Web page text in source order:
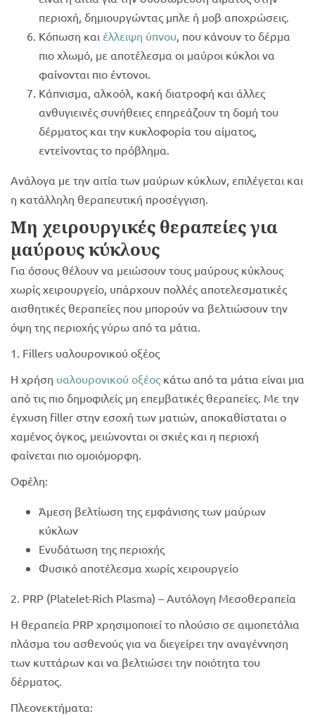
περιοχή, δημιουργώντας μπλε ή μοβ αποχρώσεις.
Κόπωση και έλλειψη ύπνου, που κάνουν το δέρμα
πιο χλωμό, με αποτέλεσμα οι μαύροι κύκλοι να
φαίνονται πιο έντονοι.
Κάπνισμα, αλκοόλ, κακή διατροφή και άλλες
ανθυγιεινές συνήθειες επηρεάζουν τη δομή του
δέρματος και την κυκλοφορία του αίματος,
εντείνοντας το πρόβλημα.
Ανάλογα με την αιτία των μαύρων κύκλων, επιλέγεται και
η κατάλληλη θεραπευτική προσέγγιση.
Μη χειρουργικές θεραπείες για
μαύρους κύκλους
Για όσους θέλουν να μειώσουν τους μαύρους κύκλους
χωρίς χειρουργείο, υπάρχουν πολλές αποτελεσματικές
αισθητικές θεραπείες που μπορούν να βελτιώσουν την
όψη της περιοχής γύρω από τα μάτια.
1. Fillers υαλουρονικού οξέος
Η χρήση υαλουρονικού οξέος κάτω από τα μάτια είναι μια
από τις πιο δημοφιλείς μη επεμβατικές θεραπείες. Με την
έγχυση filler στην εσοχή των ματιών, αποκαθίσταται ο
χαμένος όγκος, μειώνονται οι σκιές και η περιοχή
φαίνεται πιο ομοιόμορφη.
Οφέλη:
Άμεση βελτίωση της εμφάνισης των μαύρων
κύκλων
Ενυδάτωση της περιοχής
Φυσικό αποτέλεσμα χωρίς χειρουργείο
2. PRP (Platelet-Rich Plasma) – Αυτόλογη Μεσοθεραπεία
Η θεραπεία PRP χρησιμοποιεί το πλούσιο σε αιμοπετάλια
πλάσμα του ασθενούς για να διεγείρει την αναγέννηση
των κυττάρων και να βελτιώσει την ποιότητα του
δέρματος.
Πλεονεκτήματα: